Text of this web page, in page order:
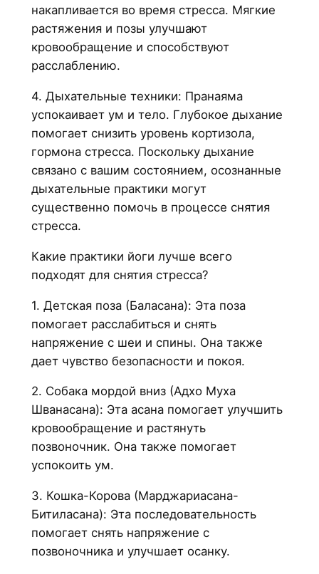
накапливается во время стресса. Мягкие
растяжения и позы улучшают
кровообращение и способствуют
расслаблению.
4. Дыхательные техники: Пранаяма
успокаивает ум и тело. Глубокое дыхание
помогает снизить уровень кортизола,
гормона стресса. Поскольку дыхание
связано с вашим состоянием, осознанные
дыхательные практики могут
существенно помочь в процессе снятия
стресса.
Какие практики йоги лучше всего
подходят для снятия стресса?
1. Детская поза (Баласана): Эта поза
помогает расслабиться и снять
напряжение с шеи и спины. Она также
дает чувство безопасности и покоя.
2. Собака мордой вниз (Адхо Муха
Шванасана): Эта асана помогает улучшить
кровообращение и растянуть
позвоночник. Она также помогает
успокоить ум.
3. Кошка-Корова (Марджариасана-
Битиласана): Эта последовательность
помогает снять напряжение с
позвоночника и улучшает осанку.